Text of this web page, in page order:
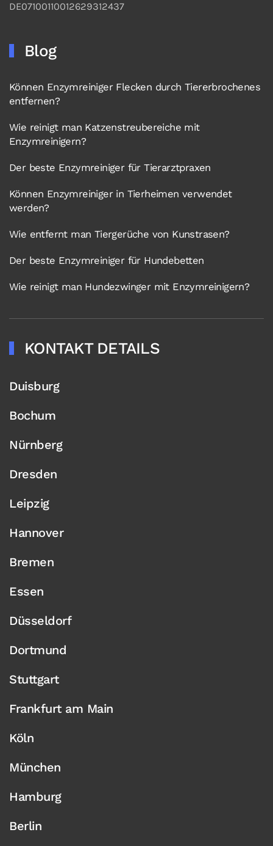
DE07100110012629312437
Blog
Können Enzymreiniger Flecken durch Tiererbrochenes
entfernen?
Wie reinigt man Katzenstreubereiche mit
Enzymreinigern?
Der beste Enzymreiniger für Tierarztpraxen
Können Enzymreiniger in Tierheimen verwendet
werden?
Wie entfernt man Tiergerüche von Kunstrasen?
Der beste Enzymreiniger für Hundebetten
Wie reinigt man Hundezwinger mit Enzymreinigern?
KONTAKT DETAILS
Duisburg
Bochum
Nürnberg
Dresden
Leipzig
Hannover
Bremen
Essen
Düsseldorf
Dortmund
Stuttgart
Frankfurt am Main
Köln
München
Hamburg
Berlin